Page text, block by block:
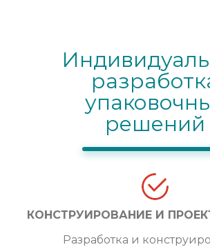
решений
КОНСТРУИРОВАНИЕ И
Разработка и